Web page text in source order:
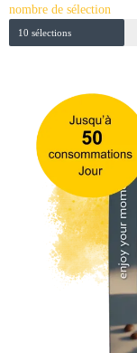
nombre de sélection
10 sélections